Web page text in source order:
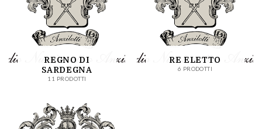
REGNO DI
SARDEGNA
11 PRODOTTI
RE ELETTO
6 PRODOTTI